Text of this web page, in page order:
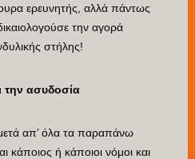
ερευνητής, αλλά πάντως
την αγορά
στήλης!
την ασυδοσία
απ’ όλα τα παραπάνω
κάποιος ή κάποιοι νόμοι και